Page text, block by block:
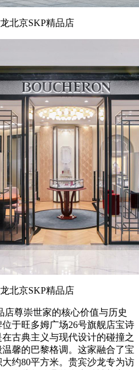
北京SKP精品店
北京SKP精品店
店尊崇世家的核心价值与历史
于旺多姆广场26号旗舰店宝诗
古典主义与现代设计的碰撞之
馨的巴黎格调。这家融合了宝
约80平方米。贵宾沙龙专为访